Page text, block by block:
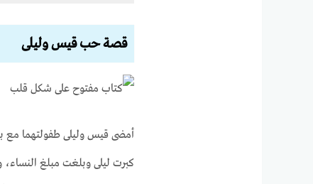
قصة حب قيس وليلى
أمضى قيس وليلى طفولتهما مع
كبرت ليلى وبلغت مبلغ